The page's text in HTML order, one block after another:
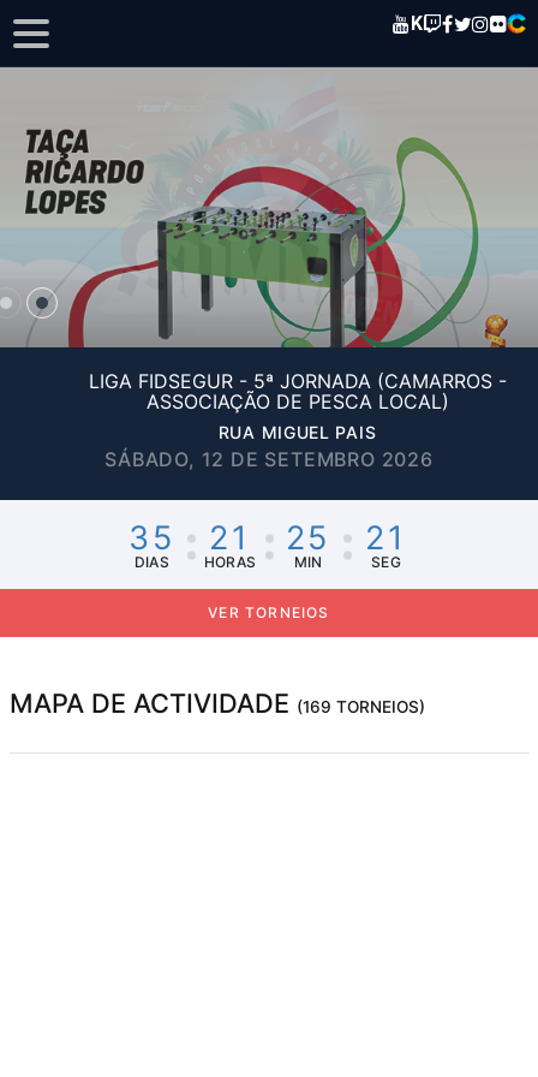
K
LIGA FIDSEGUR - 5ª JORNADA (CAMARROS -
ASSOCIAÇÃO DE PESCA LOCAL)
RUA MIGUEL PAIS
SÁBADO, 12 DE SETEMBRO 2026
35
DIAS
21
HORAS
25
MIN
21
SEG
VER TORNEIOS
MAPA DE ACTIVIDADE (169 TORNEIOS)